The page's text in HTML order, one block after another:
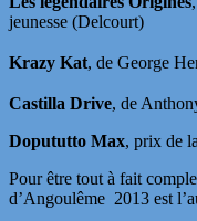
jeunesse (Delcourt)
Krazy Kat, de George
Castilla Drive, de
Dopututto Max, prix de
Pour être tout à fait
d’Angoulême 2013 est